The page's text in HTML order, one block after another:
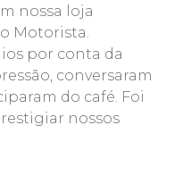
nossa loja
Motorista.
por conta da
conversaram
do café. Foi
nossos